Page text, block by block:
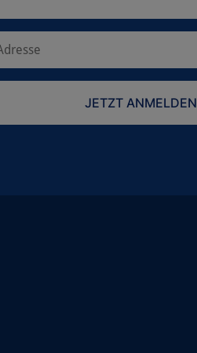
JETZT ANMELDEN